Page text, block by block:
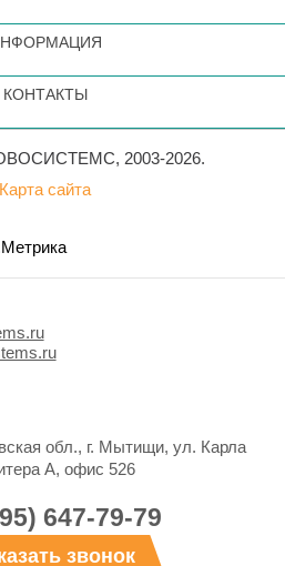
КОНТАКТЫ
2003-2026.
Карта сайта
обл., г. Мытищи, ул. Карла
А, офис 526
647-79-79
звонок